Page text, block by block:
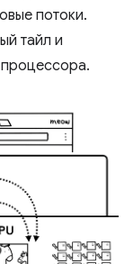
потоки.
тайл и
процессора.